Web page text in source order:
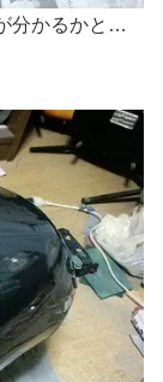
分かるかと…